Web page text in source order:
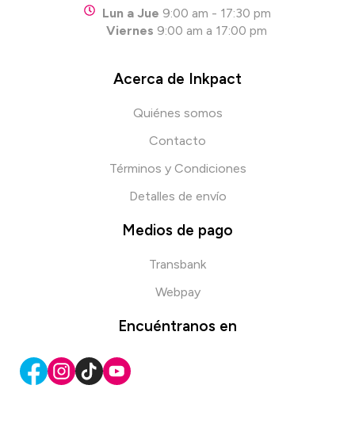
Lun a Jue 9:00 am - 17:30 pm
Viernes 9:00 am a 17:00 pm
Acerca de Inkpact
Quiénes somos
Contacto
Términos y Condiciones
Detalles de envío
Medios de pago
Transbank
Webpay
Encuéntranos en